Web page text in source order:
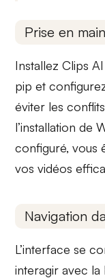
Prise en
Installez Clips
pip et
éviter les
l’installation de
configuré, vous
vos vidéos
Navigation
L’interface se
interagir avec la